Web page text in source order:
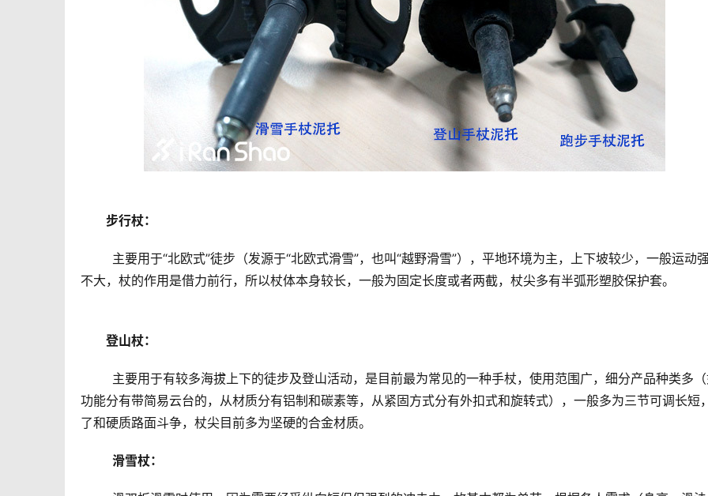
	步行杖：
不大，杖的作用是借力前行，所以杖体本身较长，一般为固定长度或者两截，杖尖多有半弧形塑胶保护套。
	登山杖：
功能分有带简易云台的，从材质分有铝制和碳素等，从紧固方式分有外扣式和旋转式），一般多为三节可调长短
了和硬质路面斗争，杖尖目前多为坚硬的合金材质。
滑雪杖：